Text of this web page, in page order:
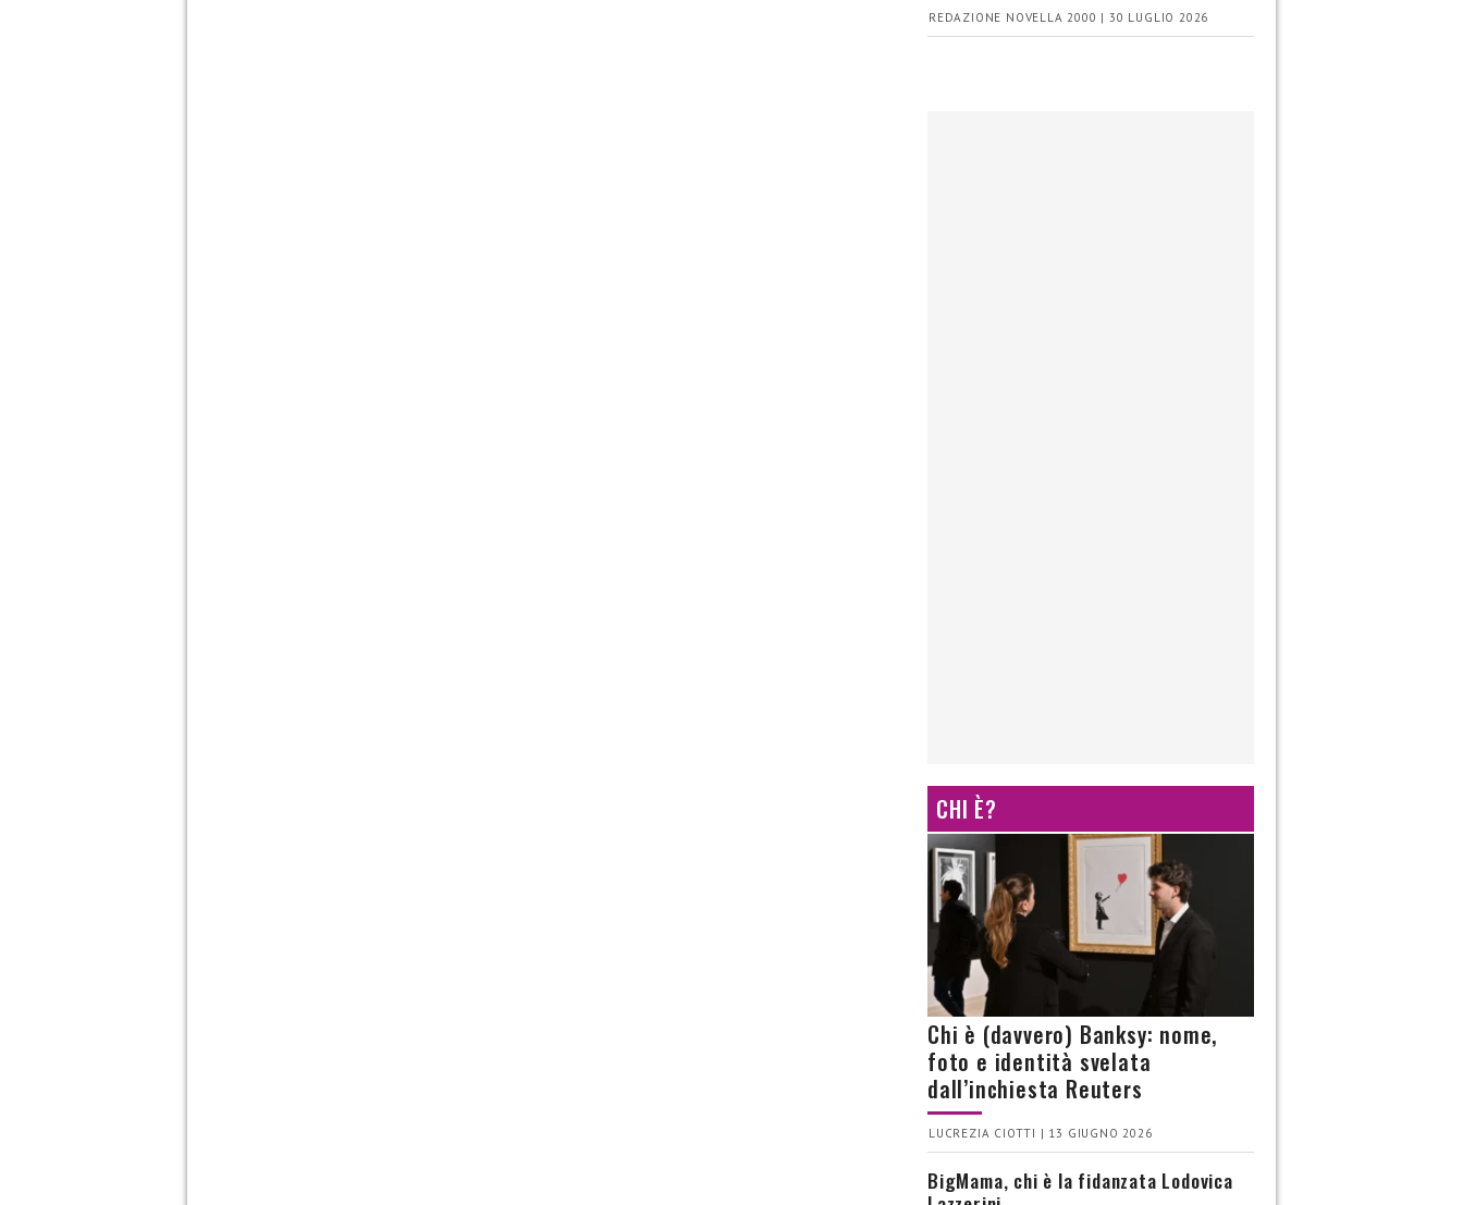
REDAZIONE NOVELLA 2000 | 30 LUGLIO 2026
CHI È?
Chi è (davvero) Banksy: nome,
foto e identità svelata
dall’inchiesta Reuters
LUCREZIA CIOTTI | 13 GIUGNO 2026
BigMama, chi è la fidanzata Lodovica